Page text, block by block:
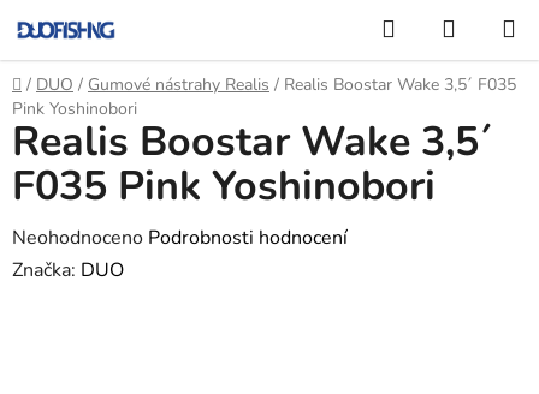
na
obsah
Hledat
KOŠÍK
Domů
/ DUO / Gumové nástrahy Realis / Realis Boostar Wake 3,5´ F035
Pink Yoshinobori
Realis Boostar Wake 3,5´
F035 Pink Yoshinobori
Průměrné
hodnocení
Neohodnoceno Podrobnosti hodnocení
Značka: DUO